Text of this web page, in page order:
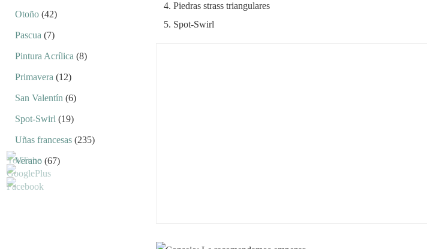
Piedras strass triangulares
Spot-Swirl
Otoño (42)
Pascua (7)
Pintura Acrílica (8)
Primavera (12)
San Valentín (6)
Spot-Swirl (19)
Uñas francesas (235)
Verano (67)